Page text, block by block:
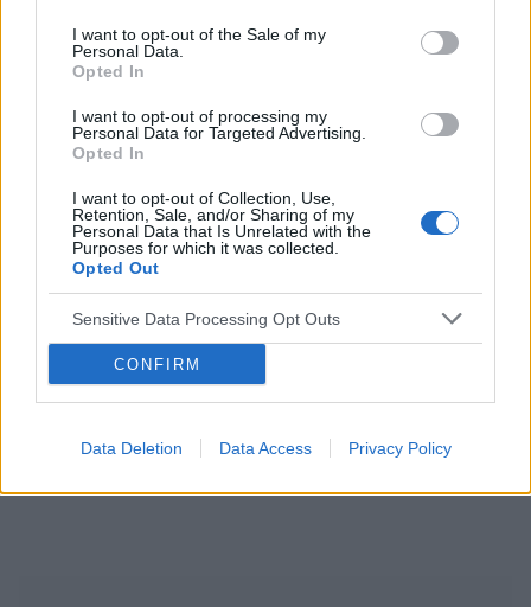
I want to opt-out of the Sale of my
Personal Data.
Opted In
I want to opt-out of processing my
Personal Data for Targeted Advertising.
Opted In
I want to opt-out of Collection, Use,
Retention, Sale, and/or Sharing of my
Personal Data that Is Unrelated with the
Purposes for which it was collected.
Opted Out
Sensitive Data Processing Opt Outs
CONFIRM
Data Deletion Data Access Privacy Policy